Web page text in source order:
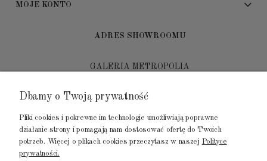
MOJE KONTO
ADRES SHOWROOMU
GALERIA METROPOLIA
80-452 Gdańsk
tel.: 502 104 104
mail: biuro@luksusowysen.pl
Dbamy o Twoją prywatność
Pliki cookies i pokrewne im technologie umożliwiają poprawne
działanie strony i pomagają nam dostosować ofertę do Twoich
potrzeb. Więcej o plikach cookies przeczytasz w naszej Polityce
prywatności.